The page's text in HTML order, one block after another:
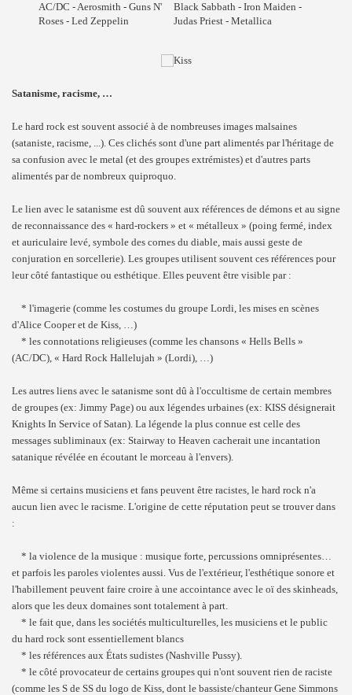
AC/DC - Aerosmith - Guns N'
Roses - Led Zeppelin
Black Sabbath - Iron Maiden -
Judas Priest - Metallica
Satanisme, racisme, …
Le hard rock est souvent associé à de nombreuses images malsaines
(sataniste, racisme, ...). Ces clichés sont d'une part alimentés par l'héritage de
sa confusion avec le metal (et des groupes extrémistes) et d'autres parts
alimentés par de nombreux quiproquo.
Le lien avec le satanisme est dû souvent aux références de démons et au signe
de reconnaissance des « hard-rockers » et « métalleux » (poing fermé, index
et auriculaire levé, symbole des cornes du diable, mais aussi geste de
conjuration en sorcellerie). Les groupes utilisent souvent ces références pour
leur côté fantastique ou esthétique. Elles peuvent être visible par :
* l'imagerie (comme les costumes du groupe Lordi, les mises en scènes
d'Alice Cooper et de Kiss, …)
* les connotations religieuses (comme les chansons « Hells Bells »
(AC/DC), « Hard Rock Hallelujah » (Lordi), …)
Les autres liens avec le satanisme sont dû à l'occultisme de certain membres
de groupes (ex: Jimmy Page) ou aux légendes urbaines (ex: KISS désignerait
Knights In Service of Satan). La légende la plus connue est celle des
messages subliminaux (ex: Stairway to Heaven cacherait une incantation
satanique révélée en écoutant le morceau à l'envers).
Même si certains musiciens et fans peuvent être racistes, le hard rock n'a
aucun lien avec le racisme. L'origine de cette réputation peut se trouver dans
:
* la violence de la musique : musique forte, percussions omniprésentes…
et parfois les paroles violentes aussi. Vus de l'extérieur, l'esthétique sonore et
l'habillement peuvent faire croire à une accointance avec le oï des skinheads,
alors que les deux domaines sont totalement à part.
* le fait que, dans les sociétés multiculturelles, les musiciens et le public
du hard rock sont essentiellement blancs
* les références aux États sudistes (Nashville Pussy).
* le côté provocateur de certains groupes qui n'ont souvent rien de raciste
(comme les S de SS du logo de Kiss, dont le bassiste/chanteur Gene Simmons